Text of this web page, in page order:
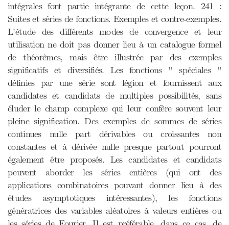
intégrales font partie intégrante de cette leçon. 241 :
Suites et séries de fonctions. Exemples et contre-exemples.
L'étude des différents modes de convergence et leur
utilisation ne doit pas donner lieu à un catalogue formel
de théorèmes, mais être illustrée par des exemples
significatifs et diversifiés. Les fonctions " spéciales "
définies par une série sont légion et fournissent aux
candidates et candidats de multiples possibilités, sans
éluder le champ complexe qui leur confère souvent leur
pleine signification. Des exemples de sommes de séries
continues nulle part dérivables ou croissantes non
constantes et à dérivée nulle presque partout pourront
également être proposés. Les candidates et candidats
peuvent aborder les séries entières (qui ont des
applications combinatoires pouvant donner lieu à des
études asymptotiques intéressantes), les fonctions
génératrices des variables aléatoires à valeurs entières ou